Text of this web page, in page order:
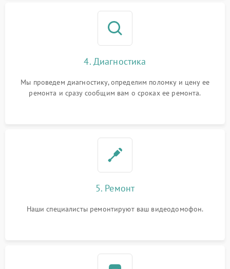
4. Диагностика
Мы проведем диагностику, определим поломку и цену ее
ремонта и сразу сообщим вам о сроках ее ремонта.
5. Ремонт
Наши специалисты ремонтируют ваш видеодомофон.